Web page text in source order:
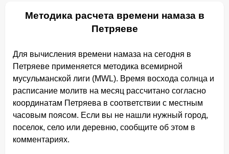
Методика расчета времени намаза в
Петряеве
Для вычисления времени намаза на сегодня в
Петряеве применяется методика всемирной
мусульманской лиги (MWL). Время восхода солнца и
расписание молитв на месяц рассчитано согласно
координатам Петряева в соответствии с местным
часовым поясом. Если вы не нашли нужный город,
поселок, село или деревню, сообщите об этом в
комментариях.